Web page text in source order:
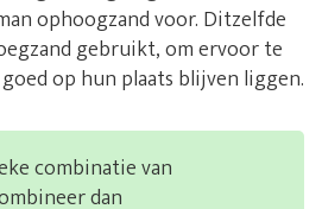
ophoogzand voor. Ditzelfde
gebruikt, om ervoor te
op hun plaats blijven liggen.
combinatie van
dan